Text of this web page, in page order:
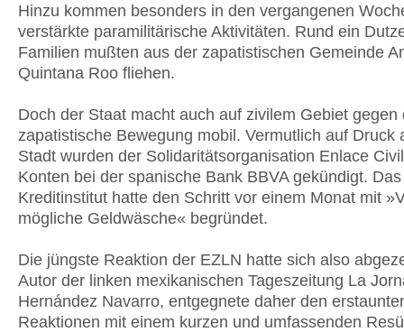
Hinzu kommen besonders in den vergangenen
verstärkte paramilitärische Aktivitäten. Rund ein
Familien mußten aus der zapatistischen Gemeinde
Quintana Roo fliehen.
Doch der Staat macht auch auf zivilem Gebiet gegen
zapatistische Bewegung mobil. Vermutlich auf Druck
Stadt wurden der Solidaritätsorganisation Enlace
Konten bei der spanische Bank BBVA gekündigt. Das
Kreditinstitut hatte den Schritt vor einem Monat mit
mögliche Geldwäsche« begründet.
Die jüngste Reaktion der EZLN hatte sich also
Autor der linken mexikanischen Tageszeitung La
Hernández Navarro, entgegnete daher den
Reaktionen mit einem kurzen und umfassenden